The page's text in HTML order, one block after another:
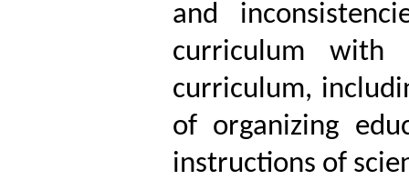
and
curriculum
curriculum,
of organizing
instructions of